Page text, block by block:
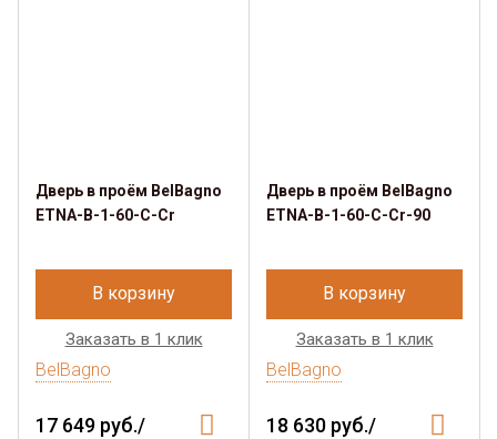
Дверь в проём BelBagno
ETNA-B-1-60-C-Cr
В корзину
Заказать в 1 клик
BelBagno
17 649 руб./
Дверь в проём BelBagno
ETNA-B-1-60-C-Cr-90
В корзину
Заказать в 1 клик
BelBagno
18 630 руб./